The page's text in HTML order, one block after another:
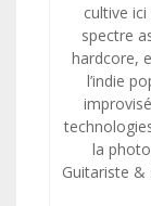
cultive
spectre
hardcore,
l’indie
la
Guitariste &